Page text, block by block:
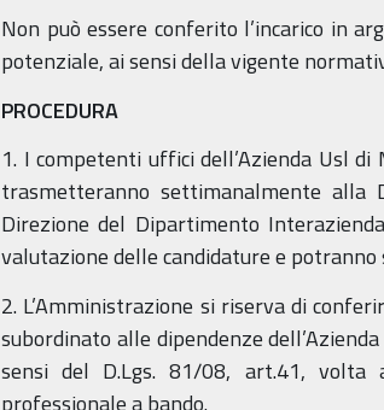
Non può essere conferito l’incarico in
potenziale, ai sensi della vigente
PROCEDURA
1. I competenti uffici dell’Azienda Usl
trasmetteranno settimanalmente alla
Direzione del Dipartimento
valutazione delle candidature e
2. L’Amministrazione si riserva di
subordinato alle dipendenze
sensi del D.Lgs. 81/08, art.41, volta
professionale a bando.